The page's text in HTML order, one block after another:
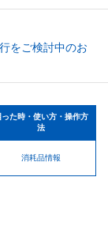
をご検討中のお
った時・使い方・操作方
法
消耗品情報